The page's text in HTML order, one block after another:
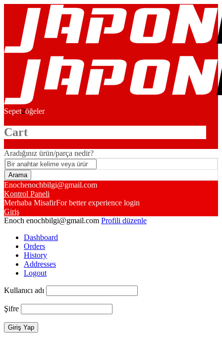
Sepet2öğeler
Cart
Aradığınız ürün/parça nedir?
Enochenochbilgi@gmail.com
Kontrol Paneli
Merhaba MisafirFor better experience login
Giriş
Enoch enochbilgi@gmail.com Profili düzenle
Dashboard
Orders
History
Addresses
Logout
Kullanıcı adı
Şifre